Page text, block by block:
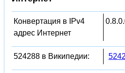
Конвертация в IPv4
адрес Интернет
524288 в Википедии: